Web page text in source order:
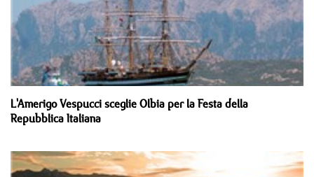
L'Amerigo Vespucci sceglie Olbia per la Festa della
Repubblica Italiana